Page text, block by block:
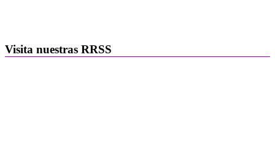
Visita nuestras RRSS